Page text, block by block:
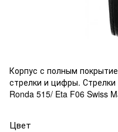
Корпус с полным
стрелки и цифры.
Ronda 515/ Eta F06 Swiss
Цвет